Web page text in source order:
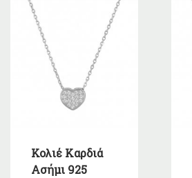
Κολιέ Καρδιά
Ασήμι 925